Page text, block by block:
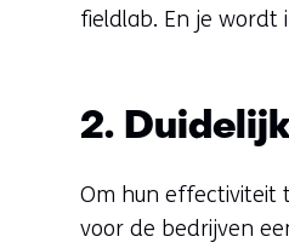
fieldlab. En je wordt
2.
Om hun effectiviteit
voor de bedrijven